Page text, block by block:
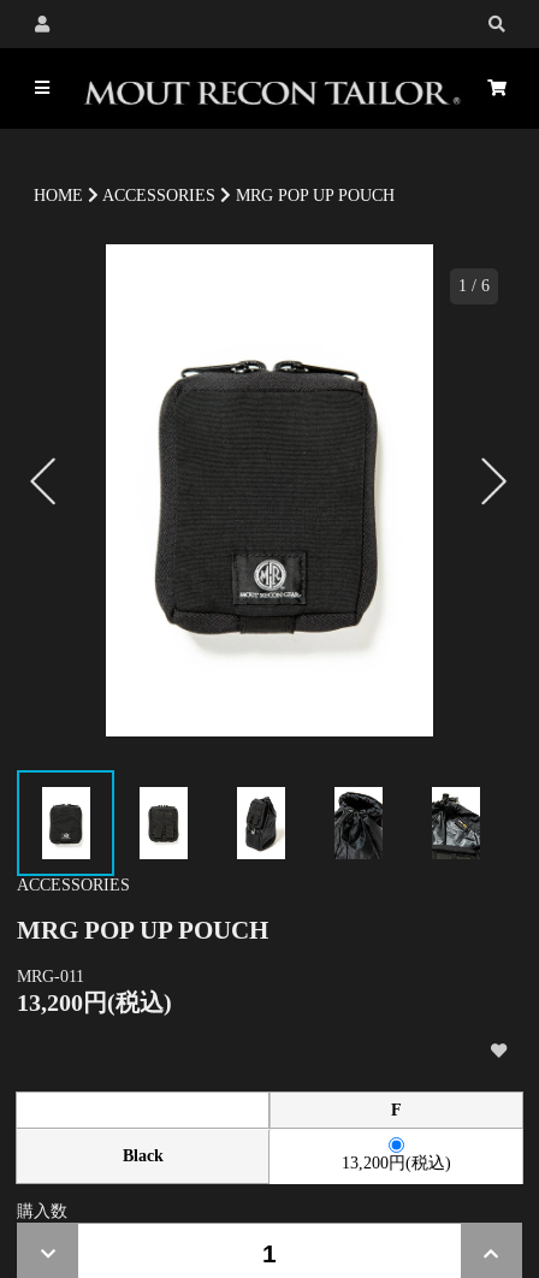
HOME ACCESSORIES MRG POP UP POUCH
1 / 6
ACCESSORIES
MRG POP UP POUCH
MRG-011
13,200円(税込)
F
Black 13,200円(税込)
購入数